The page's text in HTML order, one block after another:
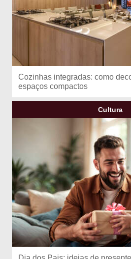
Cozinhas integradas: como
espaços compactos
Cultura